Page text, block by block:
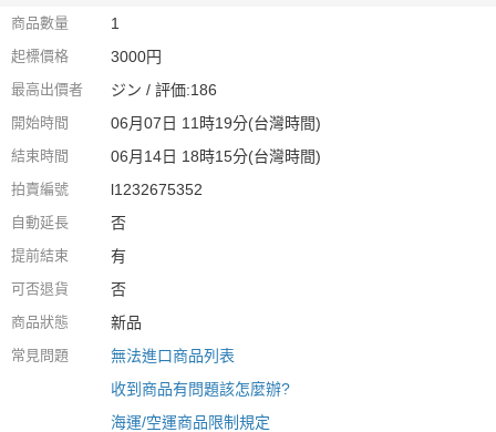
商品數量 1
起標價格 3000円
最高出價者 ジン / 評価:186
開始時間 06月07日 11時19分(台灣時間)
結束時間 06月14日 18時15分(台灣時間)
拍賣編號 l1232675352
自動延長 否
提前結束 有
可否退貨 否
商品狀態 新品
常見問題
無法進口商品列表
收到商品有問題該怎麼辦?
海運/空運商品限制規定